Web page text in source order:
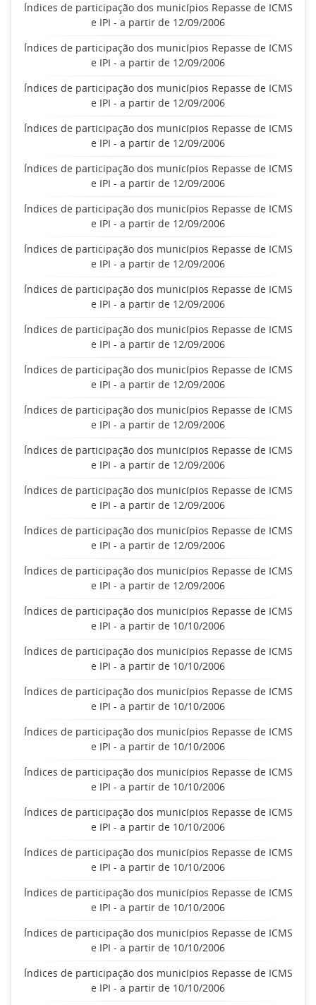
Índices de participação dos municípios Repasse de ICMS
e IPI - a partir de 12/09/2006
Índices de participação dos municípios Repasse de ICMS
e IPI - a partir de 12/09/2006
Índices de participação dos municípios Repasse de ICMS
e IPI - a partir de 12/09/2006
Índices de participação dos municípios Repasse de ICMS
e IPI - a partir de 12/09/2006
Índices de participação dos municípios Repasse de ICMS
e IPI - a partir de 12/09/2006
Índices de participação dos municípios Repasse de ICMS
e IPI - a partir de 12/09/2006
Índices de participação dos municípios Repasse de ICMS
e IPI - a partir de 12/09/2006
Índices de participação dos municípios Repasse de ICMS
e IPI - a partir de 12/09/2006
Índices de participação dos municípios Repasse de ICMS
e IPI - a partir de 12/09/2006
Índices de participação dos municípios Repasse de ICMS
e IPI - a partir de 12/09/2006
Índices de participação dos municípios Repasse de ICMS
e IPI - a partir de 12/09/2006
Índices de participação dos municípios Repasse de ICMS
e IPI - a partir de 12/09/2006
Índices de participação dos municípios Repasse de ICMS
e IPI - a partir de 12/09/2006
Índices de participação dos municípios Repasse de ICMS
e IPI - a partir de 12/09/2006
Índices de participação dos municípios Repasse de ICMS
e IPI - a partir de 12/09/2006
Índices de participação dos municípios Repasse de ICMS
e IPI - a partir de 10/10/2006
Índices de participação dos municípios Repasse de ICMS
e IPI - a partir de 10/10/2006
Índices de participação dos municípios Repasse de ICMS
e IPI - a partir de 10/10/2006
Índices de participação dos municípios Repasse de ICMS
e IPI - a partir de 10/10/2006
Índices de participação dos municípios Repasse de ICMS
e IPI - a partir de 10/10/2006
Índices de participação dos municípios Repasse de ICMS
e IPI - a partir de 10/10/2006
Índices de participação dos municípios Repasse de ICMS
e IPI - a partir de 10/10/2006
Índices de participação dos municípios Repasse de ICMS
e IPI - a partir de 10/10/2006
Índices de participação dos municípios Repasse de ICMS
e IPI - a partir de 10/10/2006
Índices de participação dos municípios Repasse de ICMS
e IPI - a partir de 10/10/2006